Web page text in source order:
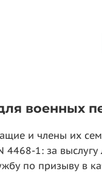
военных
и члены их
4468-1: за
по призыву в